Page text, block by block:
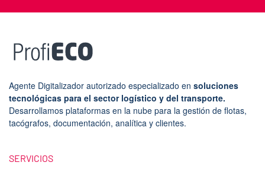
Agente Digitalizador autorizado especializado en soluciones
tecnológicas para el sector logístico y del transporte.
Desarrollamos plataformas en la nube para la gestión de flotas,
tacógrafos, documentación, analítica y clientes.
SERVICIOS